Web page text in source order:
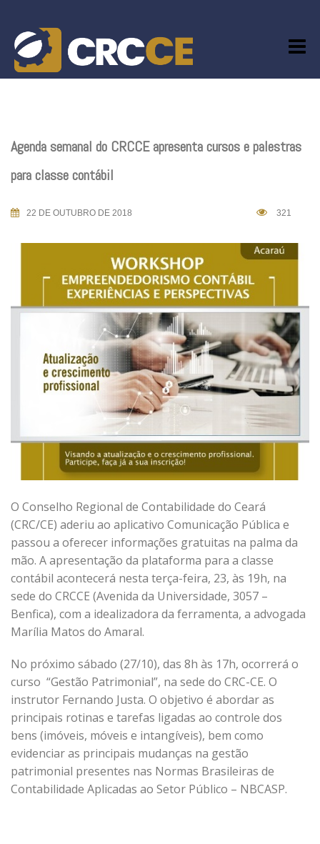
content
Agenda semanal do CRCCE apresenta cursos e palestras
para classe contábil
22 DE OUTUBRO DE 2018 321
O Conselho Regional de Contabilidade do Ceará
(CRC/CE) aderiu ao aplicativo Comunicação Pública e
passou a oferecer informações gratuitas na palma da
mão. A apresentação da plataforma para a classe
contábil acontecerá nesta terça-feira, 23, às 19h, na
sede do CRCCE (Avenida da Universidade, 3057 –
Benfica), com a idealizadora da ferramenta, a advogada
Marília Matos do Amaral.
No próximo sábado (27/10), das 8h às 17h, ocorrerá o
curso “Gestão Patrimonial”, na sede do CRC-CE. O
instrutor Fernando Justa. O objetivo é abordar as
principais rotinas e tarefas ligadas ao controle dos
bens (imóveis, móveis e intangíveis), bem como
evidenciar as principais mudanças na gestão
patrimonial presentes nas Normas Brasileiras de
Contabilidade Aplicadas ao Setor Público – NBCASP.